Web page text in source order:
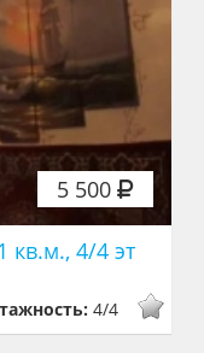
5 500
кв.м., 4/4 эт
4/4